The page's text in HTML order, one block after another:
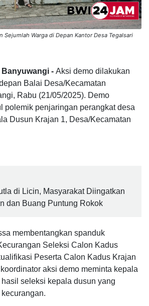
Sejumlah Warga di Depan Kantor Desa Tegalsari
Banyuwangi - Aksi demo dilakukan
Balai Desa/Kecamatan
Rabu (21/05/2025). Demo
polemik penjaringan perangkat desa
Dusun Krajan 1, Desa/Kecamatan
di Licin, Masyarakat Diingatkan
dan Buang Puntung Rokok
membentangkan spanduk
Seleksi Calon Kadus
Peserta Calon Kadus Krajan
aksi demo meminta kepala
seleksi kepala dusun yang